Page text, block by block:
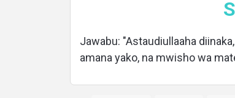
Jawabu: "Astaudiullaaha
amana yako, na mwisho wa